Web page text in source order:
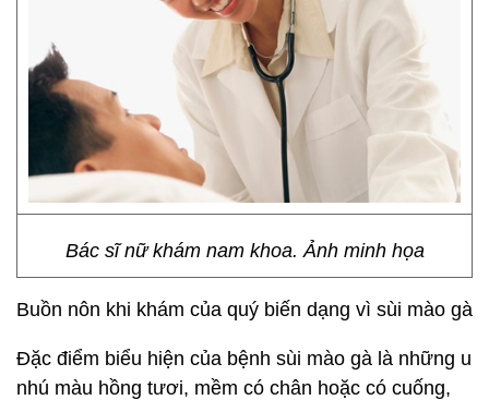
Bác sĩ nữ khám nam khoa. Ảnh minh họa
Buồn nôn khi khám của quý biến dạng vì sùi mào gà
Đặc điểm biểu hiện của bệnh sùi mào gà là những u
nhú màu hồng tươi, mềm có chân hoặc có cuống,